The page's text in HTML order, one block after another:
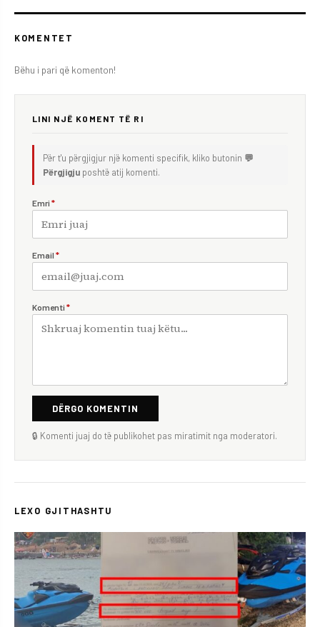
KOMENTET
Bëhu i pari që komenton!
LINI NJË KOMENT TË RI
Për t'u përgjigjur një komenti specifik, kliko butonin 💬
Përgjigju poshtë atij komenti.
Emri *
Email *
Komenti *
DËRGO KOMENTIN
🔒 Komenti juaj do të publikohet pas miratimit nga moderatori.
LEXO GJITHASHTU